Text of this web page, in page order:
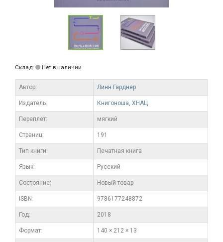
Склад: Нет в наличии
Автор: Линн Гарднер
Издатель: Книгоноша, ХНАЦ
Переплет: мягкий
Cтраниц: 191
Тип книги: Печатная книга
Язык: Русский
Состояние: Новый товар
ISBN: 9786177248872
Год: 2018
Формат: 140 × 212 × 13